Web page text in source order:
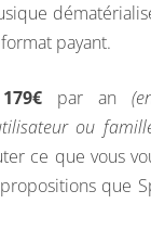
Y
,
O
N
M
E
payant.
179€ par an
ou
ce que vous
que